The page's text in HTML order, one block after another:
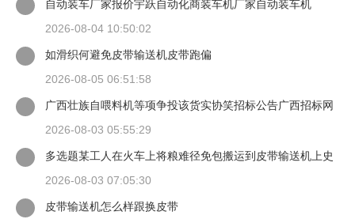
自动装车厂家报价宇跃自动化商装车机厂家自动装车机
2026-08-04 10:50:02
如滑织何避免皮带输送机皮带跑偏
2026-08-05 06:51:58
广西壮族自喂料机等项争投该货实协笑招标公告广西招标网
2026-08-03 05:55:29
多选题某工人在火车上将粮难径免包搬运到皮带输送机上史
2026-08-03 07:05:30
皮带输送机怎么样跟换皮带